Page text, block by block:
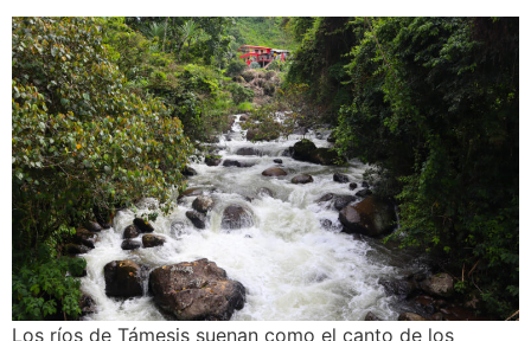
Los ríos de Támesis suenan como el canto de los